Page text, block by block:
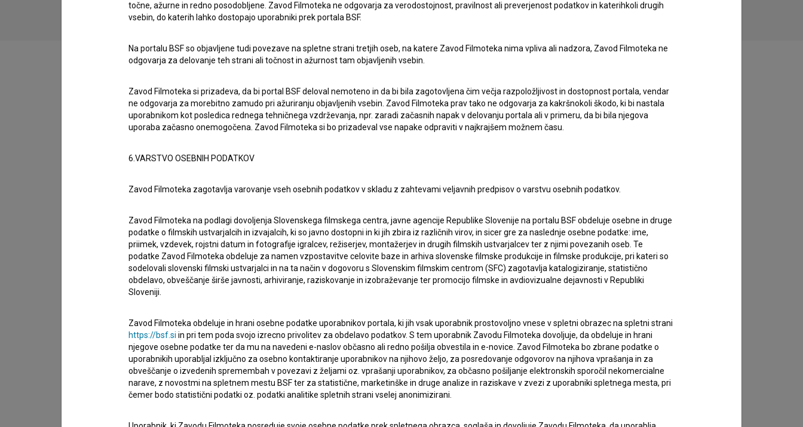
Zasedba
Organizacije
Nagrade in nominacije
Projekcije
Razširjeni podatki
točne, ažurne in redno posodobljene. Zavod Filmoteka ne odgovarja za verodostojnost, pravilnost ali preverjenost podatkov in katerihkoli drugih
vsebin, do katerih lahko dostopajo uporabniki prek portala BSF.
Na portalu BSF so objavljene tudi povezave na spletne strani tretjih oseb, na katere Zavod Filmoteka nima vpliva ali nadzora, Zavod Filmoteka ne
odgovarja za delovanje teh strani ali točnost in ažurnost tam objavljenih vsebin.
Zavod Filmoteka si prizadeva, da bi portal BSF deloval nemoteno in da bi bila zagotovljena čim večja razpoložljivost in dostopnost portala, vendar
ne odgovarja za morebitno zamudo pri ažuriranju objavljenih vsebin. Zavod Filmoteka prav tako ne odgovarja za kakršnokoli škodo, ki bi nastala
uporabnikom kot posledica rednega tehničnega vzdrževanja, npr. zaradi začasnih napak v delovanju portala ali v primeru, da bi bila njegova
uporaba začasno onemogočena. Zavod Filmoteka si bo prizadeval vse napake odpraviti v najkrajšem možnem času.
6.VARSTVO OSEBNIH PODATKOV
Zavod Filmoteka zagotavlja varovanje vseh osebnih podatkov v skladu z zahtevami veljavnih predpisov o varstvu osebnih podatkov.
Zavod Filmoteka na podlagi dovoljenja Slovenskega filmskega centra, javne agencije Republike Slovenije na portalu BSF obdeluje osebne in druge
podatke o filmskih ustvarjalcih in izvajalcih, ki so javno dostopni in ki jih zbira iz različnih virov, in sicer gre za naslednje osebne podatke: ime,
priimek, vzdevek, rojstni datum in fotografije igralcev, režiserjev, montažerjev in drugih filmskih ustvarjalcev ter z njimi povezanih oseb. Te
podatke Zavod Filmoteka obdeluje za namen vzpostavitve celovite baze in arhiva slovenske filmske produkcije in filmske produkcije, pri kateri so
sodelovali slovenski filmski ustvarjalci in na ta način v dogovoru s Slovenskim filmskim centrom (SFC) zagotavlja katalogiziranje, statistično
obdelavo, obveščanje širše javnosti, arhiviranje, raziskovanje in izobraževanje ter promocijo filmske in avdiovizualne dejavnosti v Republiki
Sloveniji.
Zavod Filmoteka obdeluje in hrani osebne podatke uporabnikov portala, ki jih vsak uporabnik prostovoljno vnese v spletni obrazec na spletni strani
https://bsf.si in pri tem poda svojo izrecno privolitev za obdelavo podatkov. S tem uporabnik Zavodu Filmoteka dovoljuje, da obdeluje in hrani
njegove osebne podatke ter da mu na navedeni e-naslov občasno ali redno pošilja obvestila in e-novice. Zavod Filmoteka bo zbrane podatke o
uporabnikih uporabljal izključno za osebno kontaktiranje uporabnikov na njihovo željo, za posredovanje odgovorov na njihova vprašanja in za
obveščanje o izvedenih spremembah v povezavi z željami oz. vprašanji uporabnikov, za občasno pošiljanje elektronskih sporočil nekomercialne
narave, z novostmi na spletnem mestu BSF ter za statistične, marketinške in druge analize in raziskave v zvezi z uporabniki spletnega mesta, pri
čemer bodo statistični podatki oz. podatki analitike spletnih strani vselej anonimizirani.